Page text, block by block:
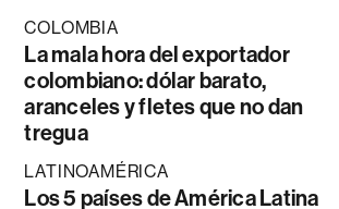
COLOMBIA
La mala hora del exportador
colombiano: dólar barato,
aranceles y fletes que no dan
tregua
LATINOAMÉRICA
Los 5 países de América Latina